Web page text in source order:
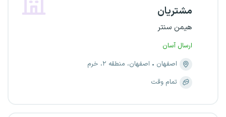
مشتریان
هیمن سنتر
ارسال آسان
اصفهان
اصفهان، منطقه ۲، خرم
تمام وقت